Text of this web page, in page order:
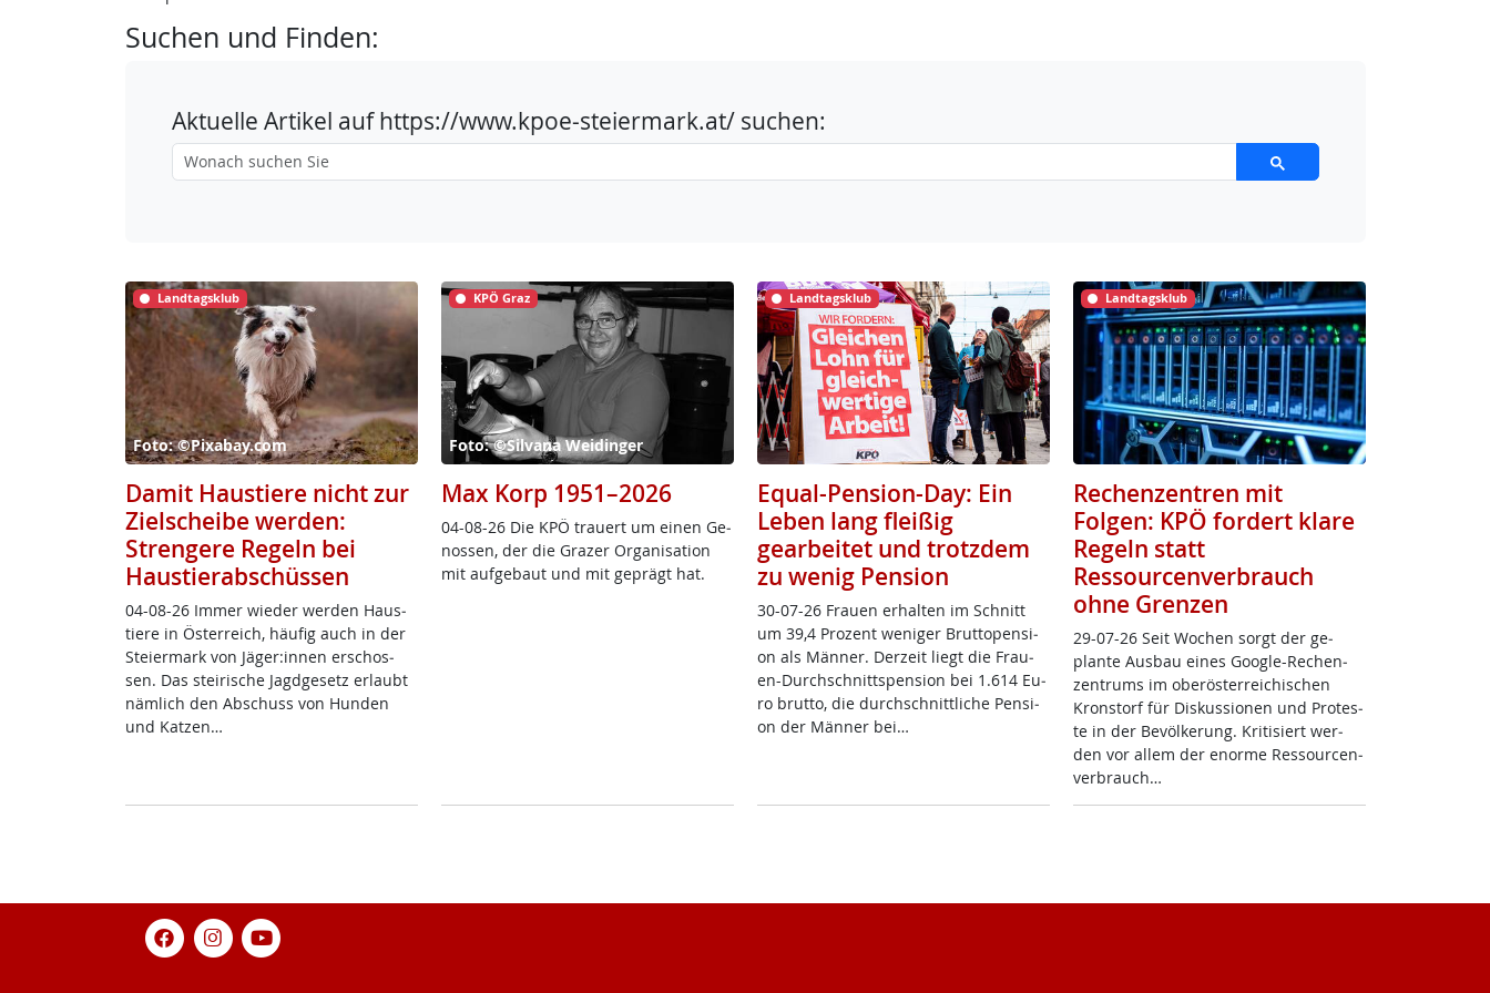
Suchen und Finden:
Aktuelle Artikel auf https://www.kpoe-steiermark.at/ suchen:
Landtagsklub
Foto: ©Pixabay.com
Damit Haustiere nicht zur
Zielscheibe werden:
Strengere Regeln bei
Haustierabschüssen
04-08-26 Im­mer wie­der wer­den Haus­
tie­re in Ös­t­er­reich, häu­fig auch in der
Stei­er­mark von Jä­ger:in­nen er­schos­
sen. Das stei­ri­sche Jagd­ge­setz er­laubt
näm­lich den Ab­schuss von Hun­den
und Kat­zen…
KPÖ Graz
Foto: ©Silvana Weidinger
Max Korp 1951–2026
04-08-26 Die KPÖ trau­ert um ei­nen Ge­
nos­sen, der die Gra­zer Or­ga­ni­sa­ti­on
mit auf­ge­baut und mit ge­prägt hat.
Landtagsklub
Equal-Pension-Day: Ein
Leben lang fleißig
gearbeitet und trotzdem
zu wenig Pension
30-07-26 Frau­en er­hal­ten im Schnitt
um 39,4 Pro­zent we­ni­ger Brut­to­pen­si­
on als Män­ner. Der­zeit liegt die Frau­
en-Durch­schnitt­s­pen­si­on bei 1.614 Eu­
ro brut­to, die durch­schnitt­li­che Pen­si­
on der Män­ner bei…
Landtagsklub
Rechenzentren mit
Folgen: KPÖ fordert klare
Regeln statt
Ressourcenverbrauch
ohne Grenzen
29-07-26 Seit Wo­chen sorgt der ge­
plan­te Aus­bau ei­nes Goog­le-Re­chen­
zen­trums im ober­ös­t­er­rei­chi­schen
Kron­s­torf für Dis­kus­sio­nen und Pro­tes­
te in der Be­völ­ke­rung. Kri­ti­siert wer­
den vor al­lem der enor­me Res­sour­cen­
ver­brauch…